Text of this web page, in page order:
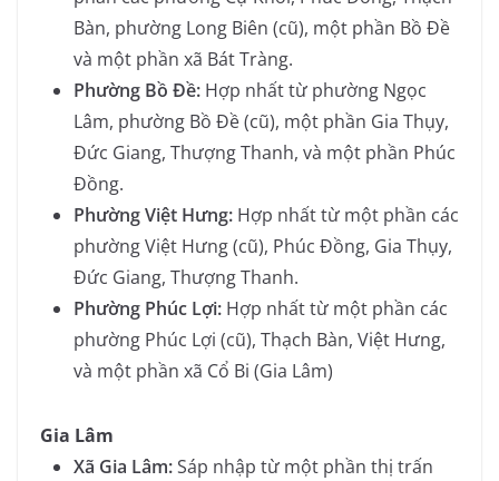
Bàn, phường Long Biên (cũ), một phần Bồ Đề
và một phần xã Bát Tràng.
Phường Bồ Đề: Hợp nhất từ phường Ngọc
Lâm, phường Bồ Đề (cũ), một phần Gia Thụy,
Đức Giang, Thượng Thanh, và một phần Phúc
Đồng.
Phường Việt Hưng: Hợp nhất từ một phần các
phường Việt Hưng (cũ), Phúc Đồng, Gia Thụy,
Đức Giang, Thượng Thanh.
Phường Phúc Lợi: Hợp nhất từ một phần các
phường Phúc Lợi (cũ), Thạch Bàn, Việt Hưng,
và một phần xã Cổ Bi (Gia Lâm)
Gia Lâm
Xã Gia Lâm:Sáp nhập từ một phần thị trấn